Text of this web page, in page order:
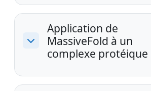
Replier
Application de
MassiveFold à un
complexe protéique